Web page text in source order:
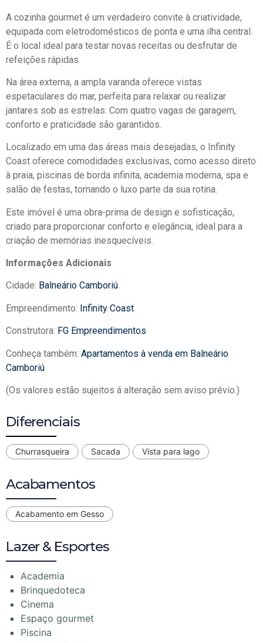
A cozinha gourmet é um verdadeiro convite à criatividade,
equipada com eletrodomésticos de ponta e uma ilha central.
É o local ideal para testar novas receitas ou desfrutar de
refeições rápidas.
Na área externa, a ampla varanda oferece vistas
espetaculares do mar, perfeita para relaxar ou realizar
jantares sob as estrelas. Com quatro vagas de garagem,
conforto e praticidade são garantidos.
Localizado em uma das áreas mais desejadas, o Infinity
Coast oferece comodidades exclusivas, como acesso direto
à praia, piscinas de borda infinita, academia moderna, spa e
salão de festas, tornando o luxo parte da sua rotina.
Este imóvel é uma obra-prima de design e sofisticação,
criado para proporcionar conforto e elegância, ideal para a
criação de memórias inesquecíveis.
Informações Adicionais
Cidade: Balneário Camboriú
Empreendimento: Infinity Coast
Construtora: FG Empreendimentos
Conheça também: Apartamentos à venda em Balneário
Camboriú
(Os valores estão sujeitos á alteração sem aviso prévio.)
Diferenciais
Churrasqueira Sacada Vista para lago
Acabamentos
Acabamento em Gesso
Lazer & Esportes
Academia
Brinquedoteca
Cinema
Espaço gourmet
Piscina